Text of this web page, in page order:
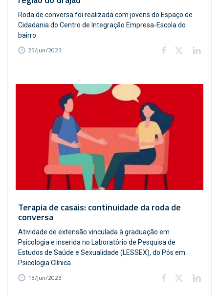
Roda de conversa foi realizada com jovens do Espaço de
Cidadania do Centro de Integração Empresa-Escola do
bairro
23/jun/2023
Terapia de casais: continuidade da roda de
conversa
Atividade de extensão vinculada à graduação em
Psicologia e inserida no Laboratório de Pesquisa de
Estudos de Saúde e Sexualidade (LESSEX), do Pós em
Psicologia Clínica
13/jun/2023